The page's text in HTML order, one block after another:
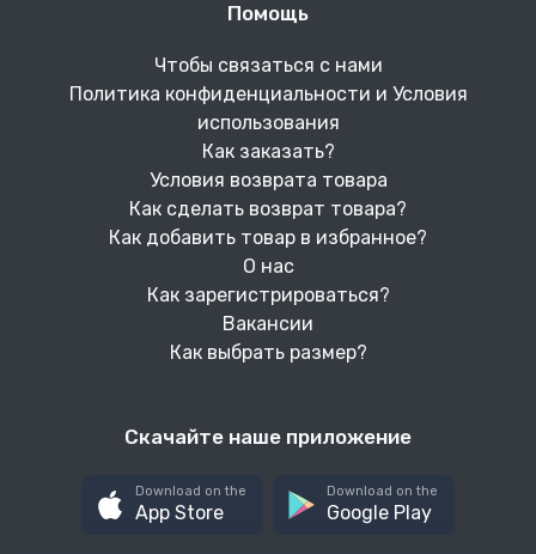
Помощь
Чтобы связаться с нами
Политика конфиденциальности и Условия
использования
Как заказать?
Условия возврата товара
Как сделать возврат товара?
Как добавить товар в избранное?
О нас
Как зарегистрироваться?
Вакансии
Как выбрать размер?
Скачайте наше приложение
Download on the
App Store
Download on the
Google Play